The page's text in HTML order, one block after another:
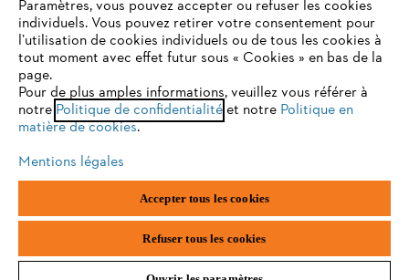
Mentions légales Utilisation des cookies
Informations juridiques
België/Belgique
VAT Number: BE 0427.714.768
Vous utilisez un navigateur Internet que nous ne prenons plus
en charge, et certaines fonctionnalités de notre site ne
peuvent fonctionner correctement. Pour une utilisation
optimale de notre site, nous vous recommandons de passer à
l'un des navigateurs suivants :
firefox chrome
edge
Paramètres, vous pouvez accepter ou refuser les cookies
individuels. Vous pouvez retirer votre consentement pour
l’utilisation de cookies individuels ou de tous les cookies à
tout moment avec effet futur sous « Cookies » en bas de la
page.
Pour de plus amples informations, veuillez vous référer à
notre Politique de confidentialitéet notre Politique en
matière de cookies.
Mentions légales
Accepter tous les cookies
Refuser tous les cookies